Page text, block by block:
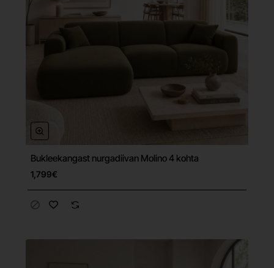
Tasuta tarne
Bukleekangast nurgadiivan Molino 4 kohta
1,799€